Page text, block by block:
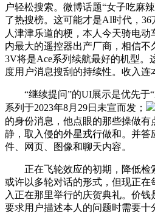
户轻松搜索。微博话题“女子吃麻
了热搜榜。这可能才是AI时代，
人津津乐道的梗，本人今天骑电动
内最大的遥控器出产厂商，相信不
3V将是Ace系列续航最好的机型。
度用户消息搜刮的持续性。收入连
“继续提问”的UI展示是优先于“
系列于2023年8月29日未宣而发；
的身份消息，他点眼的那些操做有
静，取入侵的外星戎行做和。并答
件、网页、图像和聊天内容。
正在飞轮效应的初期，降低检
或许以多轮对话的形式，但现正在
入正在那里举行的庆贺典礼。价钱
要求用户描述本人的问题时需要十